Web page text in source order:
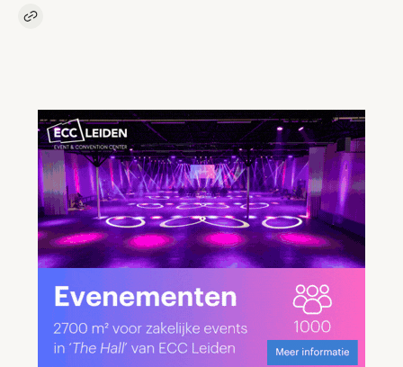
Kopieer link naar artikel